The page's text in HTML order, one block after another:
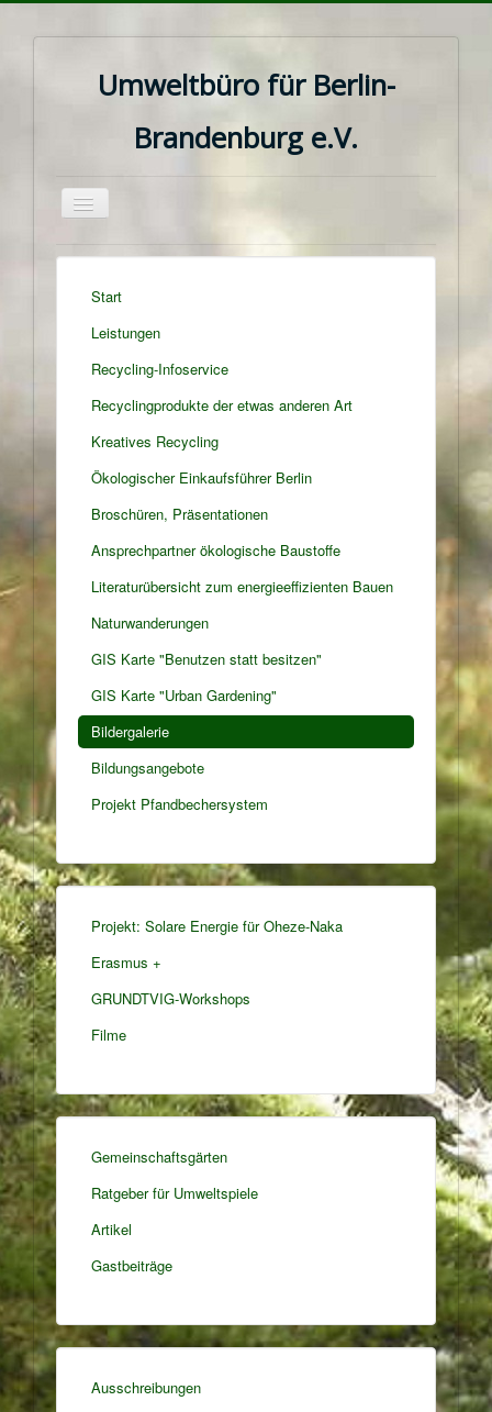
Umweltbüro für Berlin-
Brandenburg e.V.
Navigation
Start
Leistungen
Recycling-Infoservice
Recyclingprodukte der etwas anderen Art
Kreatives Recycling
Ökologischer Einkaufsführer Berlin
Broschüren, Präsentationen
Ansprechpartner ökologische Baustoffe
Literaturübersicht zum energieeffizienten Bauen
Naturwanderungen
GIS Karte "Benutzen statt besitzen"
GIS Karte "Urban Gardening"
Bildergalerie
Bildungsangebote
Projekt Pfandbechersystem
Projekt: Solare Energie für Oheze-Naka
Erasmus +
GRUNDTVIG-Workshops
Filme
Gemeinschaftsgärten
Ratgeber für Umweltspiele
Artikel
Gastbeiträge
Ausschreibungen